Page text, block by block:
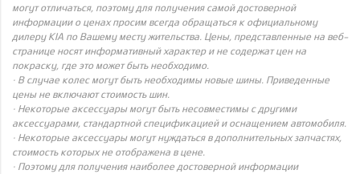
могут отличаться, поэтому для получения самой достоверной
информации о ценах просим всегда обращаться к официальному
дилеру KIA по Вашему месту жительства. Цены, представленные на веб-
странице носят информативный характер и не содержат цен на
покраску, где это может быть необходимо.
· В случае колес могут быть необходимы новые шины. Приведенные
цены не включают стоимость шин.
· Некоторые аксессуары могут быть несовместимы с другими
аксессуарами, стандартной спецификацией и оснащением автомобиля.
· Некоторые аксессуары могут нуждаться в дополнительных запчастях,
стоимость которых не отображена в цене.
· Поэтому для получения наиболее достоверной информации